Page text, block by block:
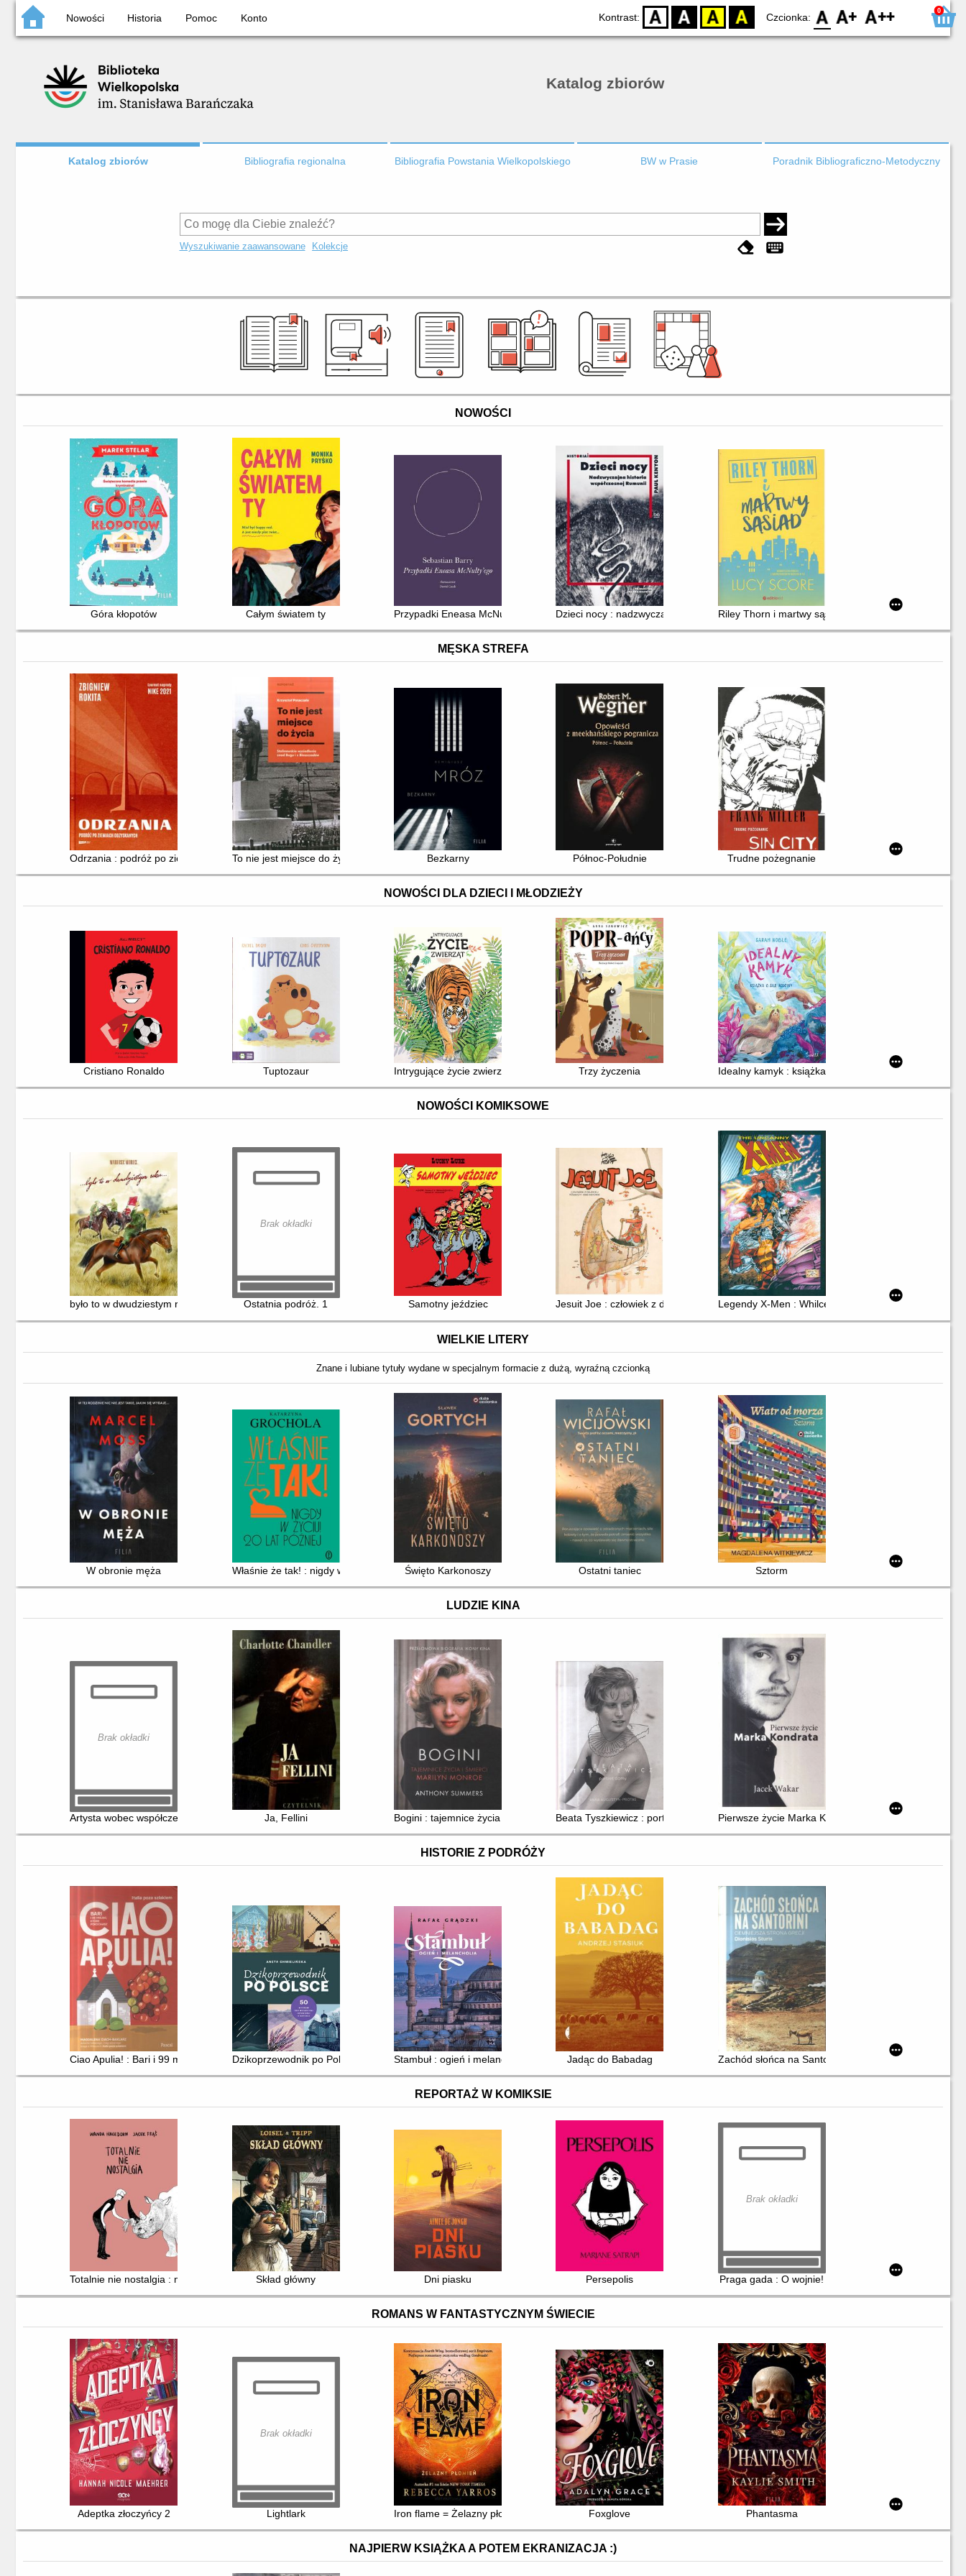
Nowości Historia Pomoc Konto Kontrast: D BW YB BY Czcionka: F0 F1 F2 0
Katalog zbiorów
Katalog zbiorów Bibliografia regionalna Bibliografia Powstania Wielkopolskiego BW w Prasie Poradnik Bibliograficzno-Metodyczny
Wyszukiwanie zaawansowane Kolekcje
NOWOŚCI
Góra kłopotów Całym światem ty Przypadki Eneasa McNulty'ego Dzieci nocy : nadzwyczajna historia współczesnej Rumunii
Riley Thorn i martwy sąsiad
MĘSKA STREFA
Odrzania : podróż po ziemiach odzyskanychTo nie jest miejsce do życia : stalinowskie wysiedlenia znad Bugu i Bieszczadów
Bezkarny Północ-Południe Trudne pożegnanie
NOWOŚCI DLA DZIECI I MŁODZIEŻY
Cristiano Ronaldo Tuptozaur Intrygujące życie zwierząt Trzy życzenia Idealny kamyk : książka o sile rodziny
NOWOŚCI KOMIKSOWE
było to w dwudziestym roku
Brak okładki
Ostatnia podróż. 1 Samotny jeździec Jesuit Joe : człowiek z dalekiej Północy i inne historie
Legendy X-Men : Whilce Portacio
WIELKIE LITERY
Znane i lubiane tytuły wydane w specjalnym formacie z dużą, wyraźną czcionką
W obronie męża Właśnie że tak! : nigdy w życiu! 20 lat późniejŚwięto Karkonoszy Ostatni taniec Sztorm
LUDZIE KINA
Brak okładki
Artysta wobec współczesności : o Zanussim inni
Ja, Fellini Bogini : tajemnice życia i śmierci Marilyn MonroeBeata Tyszkiewicz : portret damy Pierwsze życie Marka Kondrata
HISTORIE Z PODRÓŻY
Ciao Apulia! : Bari i 99 miejsc, które pokochaszDzikoprzewodnik po Polsce : 50 wypraw dla wielbicieli opowieści o naturze
Stambuł : ogień i melancholia Jadąc do Babadag Zachód słońca na Santorini : ciemniejsza strona Grecji
REPORTAŻ W KOMIKSIE
Totalnie nie nostalgia : memuar Skład główny Dni piasku Persepolis
Brak okładki
Praga gada : O wojnie!
ROMANS W FANTASTYCZNYM ŚWIECIE
Adeptka złoczyńcy 2
Brak okładki
Lightlark Iron flame = Żelazny płomień Foxglove Phantasma
NAJPIERW KSIĄŻKA A POTEM EKRANIZACJA :)